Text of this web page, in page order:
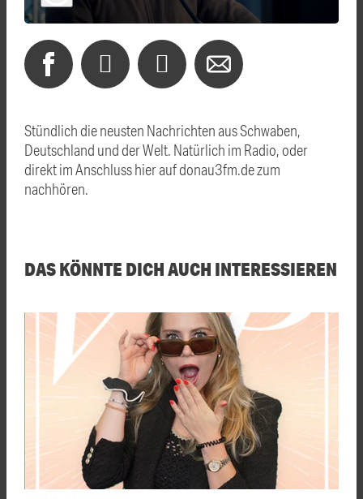
Stündlich die neusten Nachrichten aus Schwaben,
Deutschland und der Welt. Natürlich im Radio, oder
direkt im Anschluss hier auf donau3fm.de zum
nachhören.
DAS KÖNNTE DICH AUCH INTERESSIEREN